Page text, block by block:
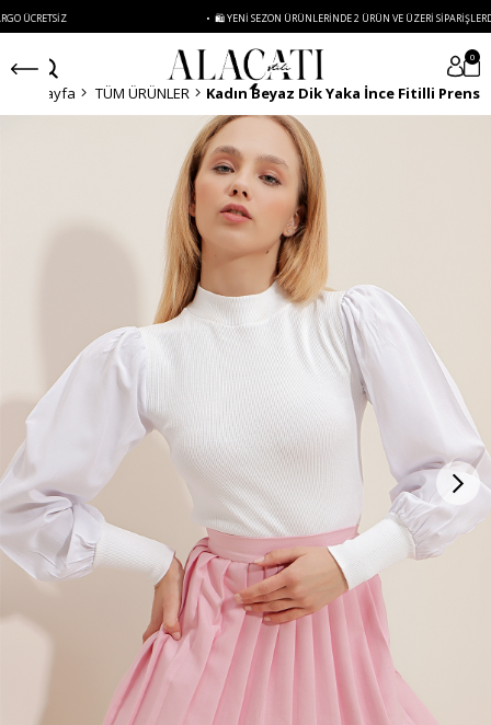
• 🛍️ YENI SEZON ÜRÜNLERINDE 2 ÜRÜN VE ÜZERI SIPARIŞLERDE
0
Anasayfa TÜM ÜRÜNLER